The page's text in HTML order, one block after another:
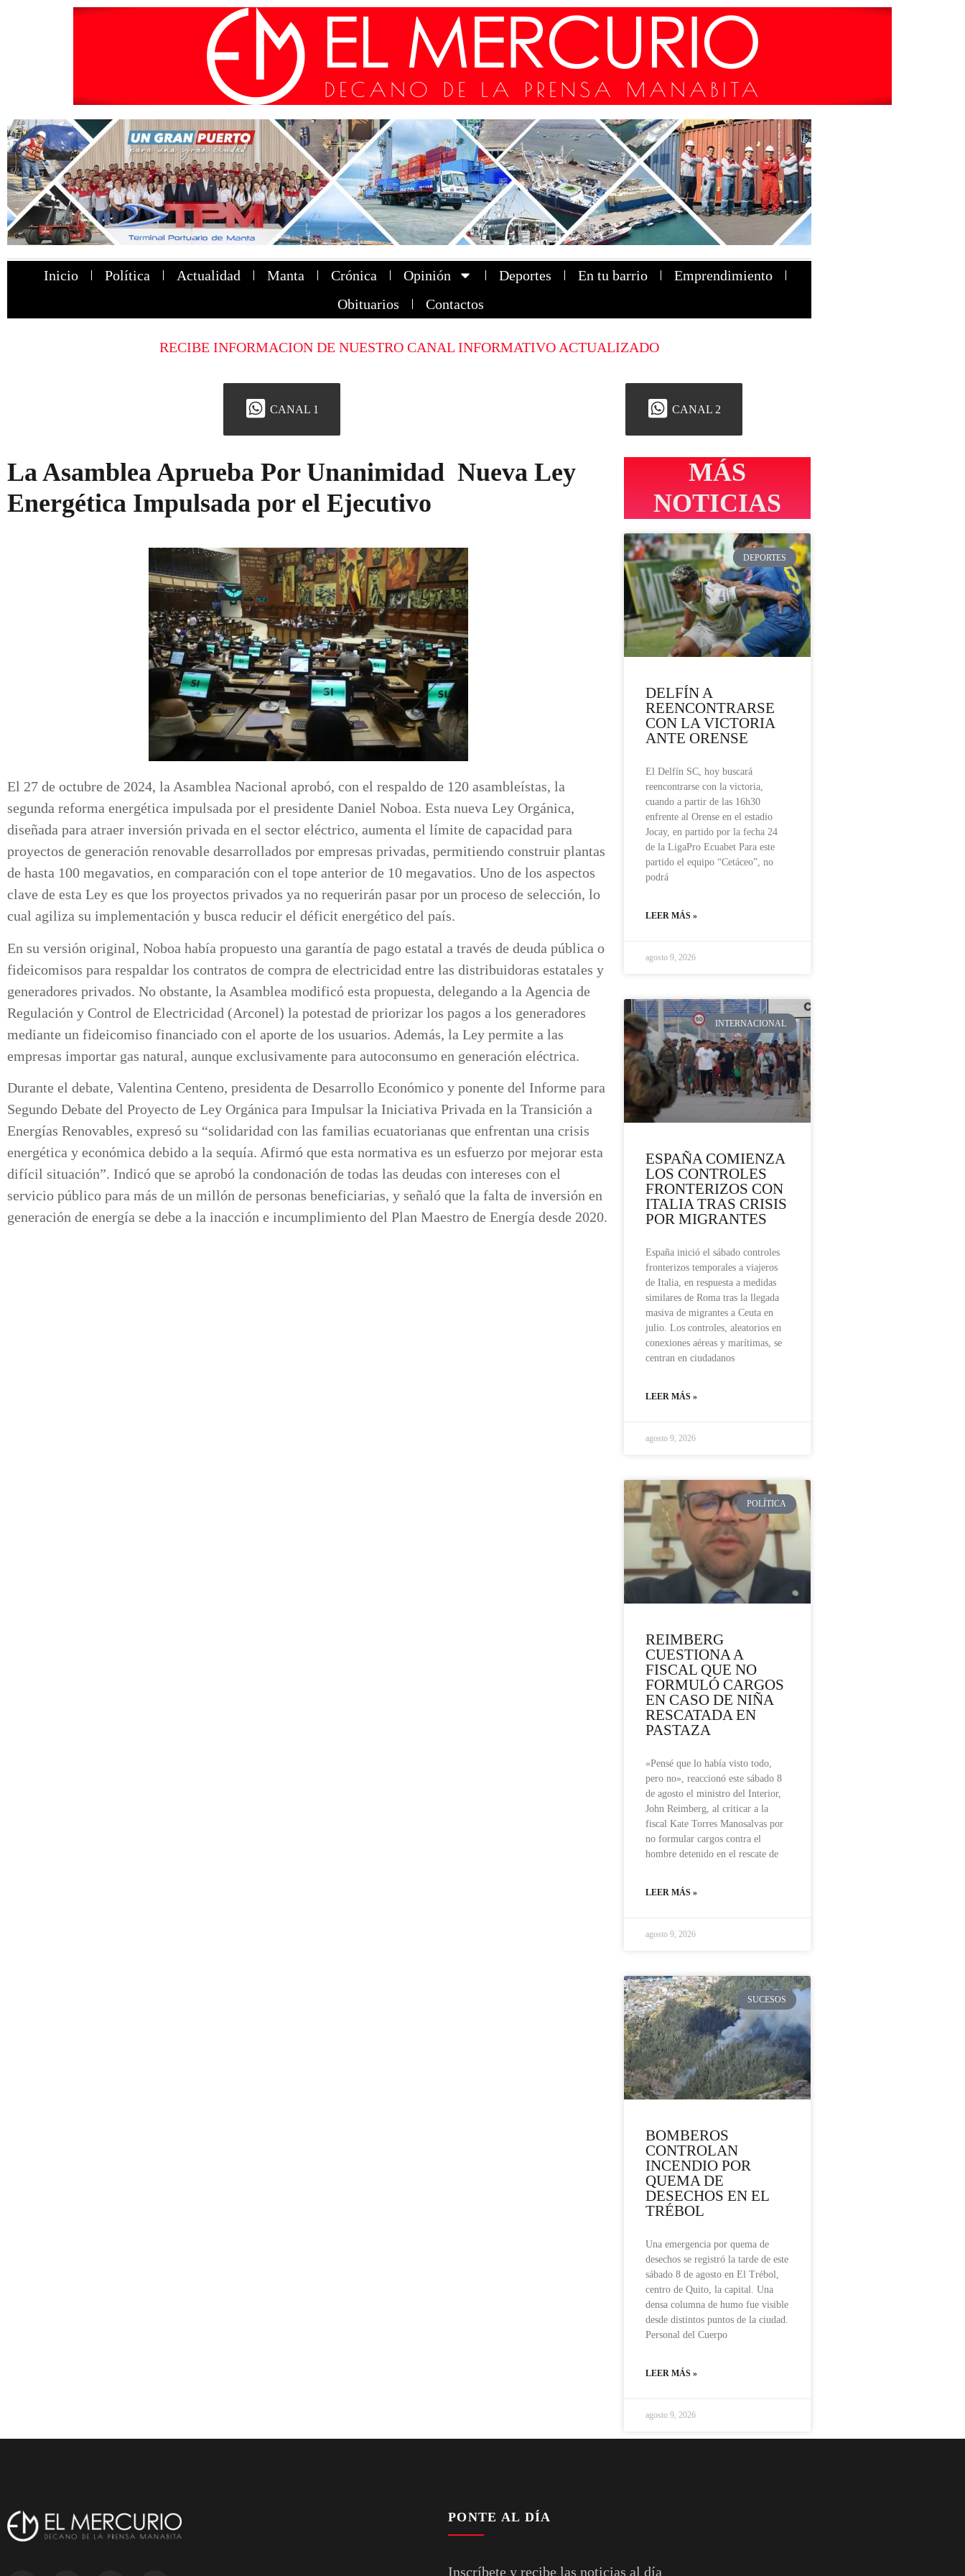
Inicio Política Actualidad Manta Crónica Opinión Deportes En tu barrio
Emprendimiento
Obituarios
Contactos
RECIBE INFORMACION DE NUESTRO CANAL INFORMATIVO ACTUALIZADO
CANAL 1 CANAL 2
La Asamblea Aprueba Por Unanimidad Nueva Ley
Energética Impulsada por el Ejecutivo
El 27 de octubre de 2024, la Asamblea Nacional aprobó, con el respaldo de 120 asambleístas, la
segunda reforma energética impulsada por el presidente Daniel Noboa. Esta nueva Ley Orgánica,
diseñada para atraer inversión privada en el sector eléctrico, aumenta el límite de capacidad para
proyectos de generación renovable desarrollados por empresas privadas, permitiendo construir plantas
de hasta 100 megavatios, en comparación con el tope anterior de 10 megavatios. Uno de los aspectos
clave de esta Ley es que los proyectos privados ya no requerirán pasar por un proceso de selección, lo
cual agiliza su implementación y busca reducir el déficit energético del país.
En su versión original, Noboa había propuesto una garantía de pago estatal a través de deuda pública o
fideicomisos para respaldar los contratos de compra de electricidad entre las distribuidoras estatales y
generadores privados. No obstante, la Asamblea modificó esta propuesta, delegando a la Agencia de
Regulación y Control de Electricidad (Arconel) la potestad de priorizar los pagos a los generadores
mediante un fideicomiso financiado con el aporte de los usuarios. Además, la Ley permite a las
empresas importar gas natural, aunque exclusivamente para autoconsumo en generación eléctrica.
Durante el debate, Valentina Centeno, presidenta de Desarrollo Económico y ponente del Informe para
Segundo Debate del Proyecto de Ley Orgánica para Impulsar la Iniciativa Privada en la Transición a
Energías Renovables, expresó su “solidaridad con las familias ecuatorianas que enfrentan una crisis
energética y económica debido a la sequía. Afirmó que esta normativa es un esfuerzo por mejorar esta
difícil situación”. Indicó que se aprobó la condonación de todas las deudas con intereses con el
servicio público para más de un millón de personas beneficiarias, y señaló que la falta de inversión en
generación de energía se debe a la inacción e incumplimiento del Plan Maestro de Energía desde 2020.
MÁS
NOTICIAS
DEPORTES
DELFÍN A
REENCONTRARSE
CON LA VICTORIA
ANTE ORENSE
El Delfín SC, hoy buscará
reencontrarse con la victoria,
cuando a partir de las 16h30
enfrente al Orense en el estadio
Jocay, en partido por la fecha 24
de la LigaPro Ecuabet Para este
partido el equipo “Cetáceo”, no
podrá
LEER MÁS »
agosto 9, 2026
INTERNACIONAL
ESPAÑA COMIENZA
LOS CONTROLES
FRONTERIZOS CON
ITALIA TRAS CRISIS
POR MIGRANTES
España inició el sábado controles
fronterizos temporales a viajeros
de Italia, en respuesta a medidas
similares de Roma tras la llegada
masiva de migrantes a Ceuta en
julio. Los controles, aleatorios en
conexiones aéreas y marítimas, se
centran en ciudadanos
LEER MÁS »
agosto 9, 2026
POLÍTICA
REIMBERG
CUESTIONA A
FISCAL QUE NO
FORMULÓ CARGOS
EN CASO DE NIÑA
RESCATADA EN
PASTAZA
«Pensé que lo había visto todo,
pero no», reaccionó este sábado 8
de agosto el ministro del Interior,
John Reimberg, al criticar a la
fiscal Kate Torres Manosalvas por
no formular cargos contra el
hombre detenido en el rescate de
LEER MÁS »
agosto 9, 2026
SUCESOS
BOMBEROS
CONTROLAN
INCENDIO POR
QUEMA DE
DESECHOS EN EL
TRÉBOL
Una emergencia por quema de
desechos se registró la tarde de este
sábado 8 de agosto en El Trébol,
centro de Quito, la capital. Una
densa columna de humo fue visible
desde distintos puntos de la ciudad.
Personal del Cuerpo
LEER MÁS »
agosto 9, 2026
PONTE AL DÍA
Inscríbete y recibe las noticias al día